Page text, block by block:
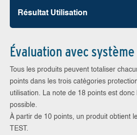
Résultat Utilisation
Évaluation avec
Tous les produits peuvent totaliser
points dans les trois catégories
utilisation. La note de 18 points est
possible.
À partir de 10 points, un produit obtient
TEST.